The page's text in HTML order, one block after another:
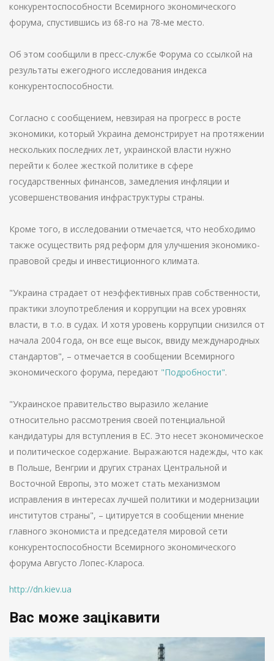
конкурентоспособности Всемирного экономического
форума, спустившись из 68-го на 78-ме место.
Об этом сообщили в пресс-службе Форума со ссылкой на
результаты ежегодного исследования индекса
конкурентоспособности.
Согласно с сообщением, невзирая на прогресс в росте
экономики, который Украина демонстрирует на протяжении
нескольких последних лет, украинской власти нужно
перейти к более жесткой политике в сфере
государственных финансов, замедления инфляции и
усовершенствования инфраструктуры страны.
Кроме того, в исследовании отмечается, что необходимо
также осуществить ряд реформ для улучшения экономико-
правовой среды и инвестиционного климата.
"Украина страдает от неэффективных прав собственности,
практики злоупотребления и коррупции на всех уровнях
власти, в т.о. в судах. И хотя уровень коррупции снизился от
начала 2004 года, он все еще высок, ввиду международных
стандартов", – отмечается в сообщении Всемирного
экономического форума, передают "Подробности".
"Украинское правительство выразило желание
относительно рассмотрения своей потенциальной
кандидатуры для вступления в ЕС. Это несет экономическое
и политическое содержание. Выражаются надежды, что как
в Польше, Венгрии и других странах Центральной и
Восточной Европы, это может стать механизмом
исправления в интересах лучшей политики и модернизации
институтов страны", – цитируется в сообщении мнение
главного экономиста и председателя мировой сети
конкурентоспособности Всемирного экономического
форума Августо Лопес-Клароса.
http://dn.kiev.ua
Вас може зацікавити